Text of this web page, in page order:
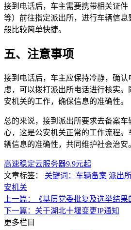
接到电话后，车主需要携带相关证
等）前往指定派出所，进行车辆信
般比较简单快捷。
五、注意事项
接到电话后，车主应保持冷静，确
虑，可以拨打派出所电话进行核实
安机关的工作，确保信息的准确性。
总的来说，接到派出所要求去备案车
心，这是公安机关正常的工作流程
辆信息的准确性，共同维护社会治安
高速稳定云服务器9.9元起
文章标签：
关键词：车辆备案 派出
安机关
上一篇：《基层党委批复及选举结果
下一篇：关于湖北十堰变更IP通知
更多栏目